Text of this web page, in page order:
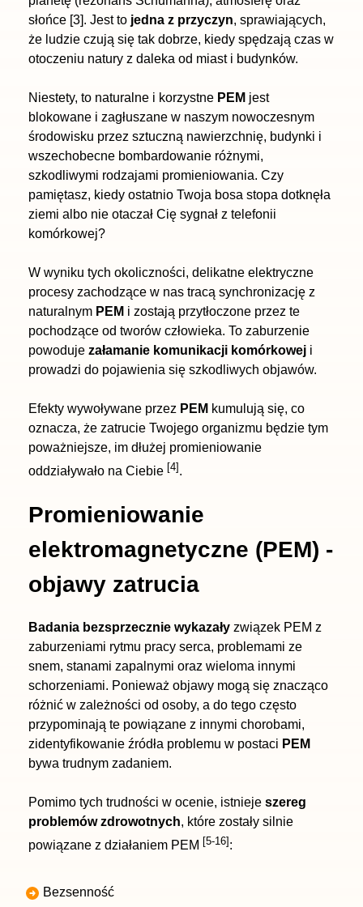
słońce [3]. Jest to jedna z przyczyn, sprawiających,
że ludzie czują się tak dobrze, kiedy spędzają czas w
otoczeniu natury z daleka od miast i budynków.
Niestety, to naturalne i korzystne PEM jest
blokowane i zagłuszane w naszym nowoczesnym
środowisku przez sztuczną nawierzchnię, budynki i
wszechobecne bombardowanie różnymi,
szkodliwymi rodzajami promieniowania. Czy
pamiętasz, kiedy ostatnio Twoja bosa stopa dotknęła
ziemi albo nie otaczał Cię sygnał z telefonii
komórkowej?
W wyniku tych okoliczności, delikatne elektryczne
procesy zachodzące w nas tracą synchronizację z
naturalnym PEM i zostają przytłoczone przez te
pochodzące od tworów człowieka. To zaburzenie
powoduje załamanie komunikacji komórkowej i
prowadzi do pojawienia się szkodliwych objawów.
Efekty wywoływane przez PEM kumulują się, co
oznacza, że zatrucie Twojego organizmu będzie tym
poważniejsze, im dłużej promieniowanie
oddziaływało na Ciebie [4].
Promieniowanie
elektromagnetyczne (PEM) -
objawy zatrucia
Badania bezsprzecznie wykazały związek PEM z
zaburzeniami rytmu pracy serca, problemami ze
snem, stanami zapalnymi oraz wieloma innymi
schorzeniami. Ponieważ objawy mogą się znacząco
różnić w zależności od osoby, a do tego często
przypominają te powiązane z innymi chorobami,
zidentyfikowanie źródła problemu w postaci PEM
bywa trudnym zadaniem.
Pomimo tych trudności w ocenie, istnieje szereg
problemów zdrowotnych, które zostały silnie
powiązane z działaniem PEM [5-16] :
Bezsenność